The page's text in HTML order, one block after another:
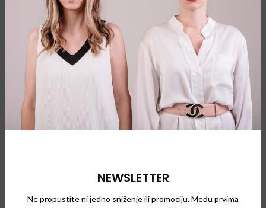
NEWSLETTER
Ne propustite ni jedno sniženje ili promociju. Među prvima
NAOČARE KOJE SLEDE JEDINSTVENU VIZIJU
BRENDA I DETALJAN PRISTUP LUKSUZU
Jeanne Lanvin je osnovala brend još davne 1889. godine i od
tada je Lanvin konstantno prisutan na modnoj sceni.
Prvobitno je osnovan kao atelje za šešire po meri u
legendarnoj ulici Rue Faubourg Saint-Honore, u srcu Pariza.
Kompanija se sada bavi proizvodnjom luksuzne odeće,
parfema, satova, naočara za sunce i drugih aksesoara.
glamurozne, sofisticirane, atraktivne i predstavljaju
ravnotežu izmedju elegancije i prefinjenosti, što je i filozofija